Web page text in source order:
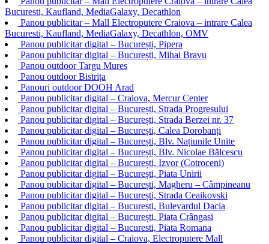
Bucuresti, Kaufland, MediaGalaxy, Decathlon
Panou publicitar – Mall Electroputere Craiova – intrare Calea
Bucuresti, Kaufland, MediaGalaxy, Decathlon, OMV
Panou publicitar digital – București, Pipera
Panou publicitar digital – București, Mihai Bravu
Panou outdoor Targu Mures
Panou outdoor Bistrița
Panouri outdoor DOOH Arad
Panou publicitar digital – Craiova, Mercur Center
Panou publicitar digital – București, Strada Progresului
Panou publicitar digital – București, Strada Berzei nr. 37
Panou publicitar digital – București, Calea Dorobanți
Panou publicitar digital – București, Blv. Națiunile Unite
Panou publicitar digital – București, Blv. Nicolae Bălcescu
Panou publicitar digital – București, Izvor (Cotroceni)
Panou publicitar digital – București, Piata Unirii
Panou publicitar digital – București, Magheru – Câmpineanu
Panou publicitar digital – București, Strada Ceaikovski
Panou publicitar digital – București, Bulevardul Dacia
Panou publicitar digital – București, Piața Crângasi
Panou publicitar digital – Bucuresti, Piata Romana
Panou publicitar digital – Craiova, Electroputere Mall